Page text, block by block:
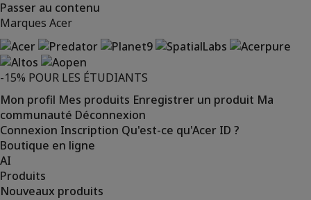
Passer au contenu
Marques Acer
-15% POUR LES ÉTUDIANTS
Mon profil Mes produits Enregistrer un produit Ma
communauté Déconnexion
Connexion Inscription Qu'est-ce qu'Acer ID ?
Boutique en ligne
AI
Produits
Nouveaux produits